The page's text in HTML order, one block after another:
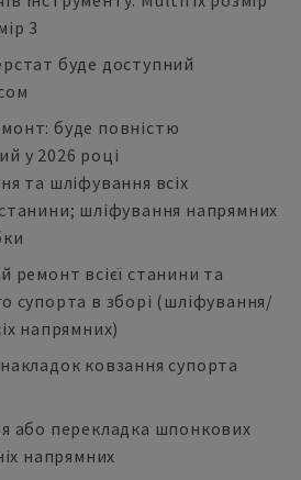
3
буде доступний
буде повністю
у 2026 році
та шліфування всіх
шліфування напрямних
ремонт всієї станини та
супорта в зборі (шліфування/
напрямних)
ковзання супорта
або перекладка шпонкових
напрямних